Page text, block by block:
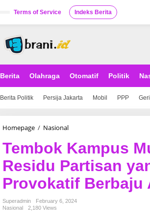
Terms of Service Indeks Berita
Berita Olahraga Otomatif Politik
Berita Politik Persija Jakarta Mobil PPP
Homepage / Nasional
m
b
o
k
K
a
m
Tembok Kampus
Residu Partisan
Provokatif Berbaju
Superadmin
February 6, 2024
Nasional
2,180 Views